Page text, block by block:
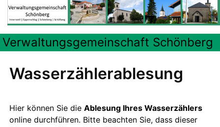
Verwaltungsgemeinschaft Schönberg